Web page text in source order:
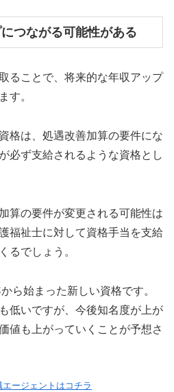
つながる可能性がある
ることで、将来的な年収アップ
す。
格は、処遇改善加算の要件にな
必ず支給されるような資格とし
算の要件が変更される可能性は
福祉士に対して資格手当を支給
るでしょう。
ら始まった新しい資格です。
低いですが、今後知名度が上が
値も上がっていくことが予想さ
ージェントはコチラ